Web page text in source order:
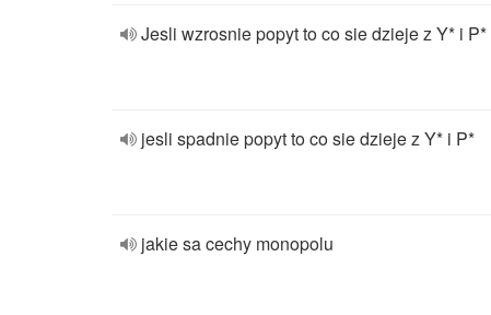
Jesli wzrosnie popyt to co sie dzieje z Y* i P*
jesli spadnie popyt to co sie dzieje z Y* i P*
jakie sa cechy monopolu